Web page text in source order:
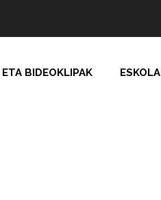
BIDEOKLIPAK ESKOLA